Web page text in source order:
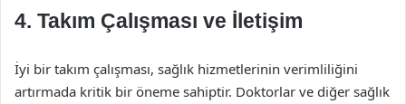
4. Takım Çalışması ve İletişim
İyi bir takım çalışması, sağlık hizmetlerinin verimliliğini
artırmada kritik bir öneme sahiptir. Doktorlar ve diğer sağlık